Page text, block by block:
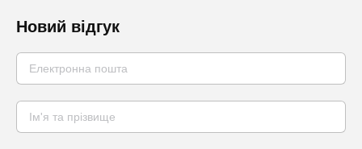
Новий відгук